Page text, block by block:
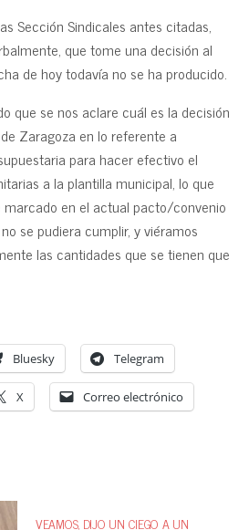
Sección Sindicales antes citadas,
que tome una decisión al
de hoy todavía no se ha producido.
que se nos aclare cuál es la decisión
Zaragoza en lo referente a
para hacer efectivo el
a la plantilla municipal, lo que
marcado en el actual pacto/convenio
se pudiera cumplir, y viéramos
las cantidades que se tienen que
Bluesky Telegram
X Correo electrónico
VEAMOS, DIJO UN CIEGO A UN